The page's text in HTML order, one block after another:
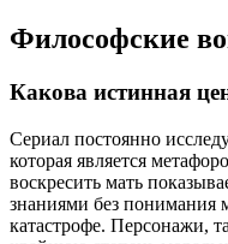
Философские
Какова истинная
Сериал постоянно
которая является
воскресить мать
знаниями без понимания
катастрофе. Персонажи,